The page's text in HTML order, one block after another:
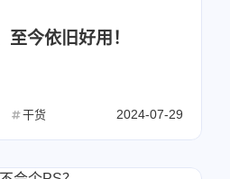
今依旧好用！
干货 2024-07-29